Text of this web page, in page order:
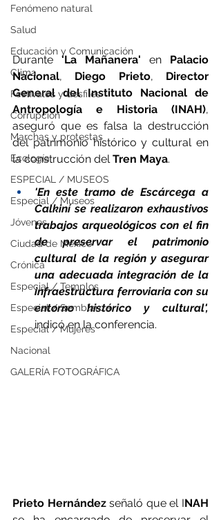
Fenómeno natural
Salud
Educación y Comunicación
Clima
Festivales y desfiles
Corrupción
Marchas y protestas
Ecología
ESPECIAL / MUSEOS
Especial / Museos
Jóvenes
Ciudad de México
Crónica
Especial / Templos
Especial / Semblanza
Especial / Mujeres
Nacional
GALERÍA FOTOGRÁFICA
Durante 'La Mañanera' en Palacio
Nacional, Diego Prieto, Director
General del Instituto Nacional de
Antropología e Historia
(INAH),
aseguró que es falsa la destrucción
del patrimonio histórico y cultural en
la construcción del Tren Maya.
'En este tramo de Escárcega a
Calkiní se realizaron exhaustivos
trabajos arqueológicos con el fin
de preservar el patrimonio
cultural de la región y asegurar
una adecuada integración de la
infraestructura ferroviaria con su
entorno histórico y cultural',
indicó en la conferencia.
Prieto Hernández señaló que el INAH